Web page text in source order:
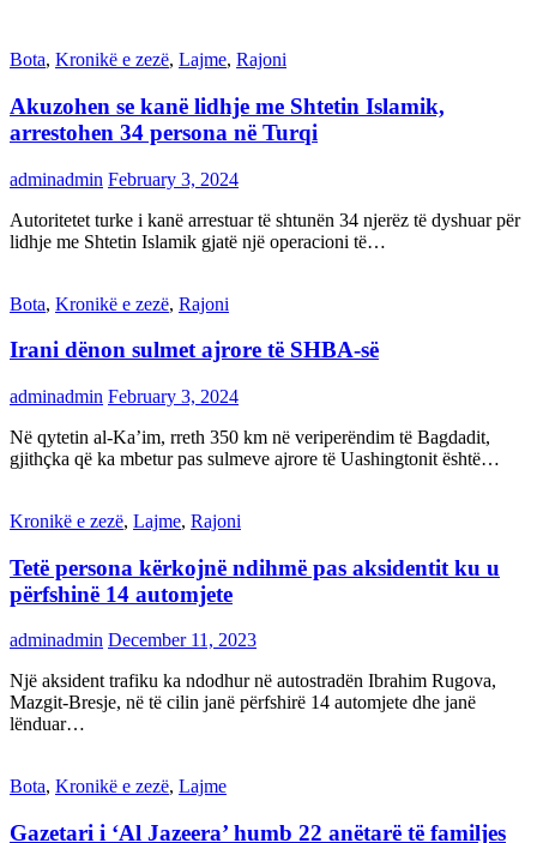
Bota, Kronikë e zezë, Lajme, Rajoni
Akuzohen se kanë lidhje me Shtetin Islamik,
arrestohen 34 persona në Turqi
adminadmin February 3, 2024
Autoritetet turke i kanë arrestuar të shtunën 34 njerëz të dyshuar për
lidhje me Shtetin Islamik gjatë një operacioni të…
Bota, Kronikë e zezë, Rajoni
Irani dënon sulmet ajrore të SHBA-së
adminadmin February 3, 2024
Në qytetin al-Ka’im, rreth 350 km në veriperëndim të Bagdadit,
gjithçka që ka mbetur pas sulmeve ajrore të Uashingtonit është…
Kronikë e zezë, Lajme, Rajoni
Tetë persona kërkojnë ndihmë pas aksidentit ku u
përfshinë 14 automjete
adminadmin December 11, 2023
Një aksident trafiku ka ndodhur në autostradën Ibrahim Rugova,
Mazgit-Bresje, në të cilin janë përfshirë 14 automjete dhe janë
lënduar…
Bota, Kronikë e zezë, Lajme
Gazetari i ‘Al Jazeera’ humb 22 anëtarë të familjes